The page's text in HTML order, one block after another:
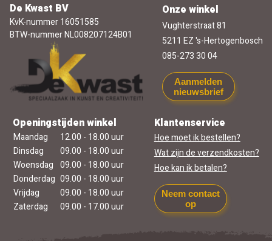
De Kwast BV
KvK-nummer 16051585
BTW-nummer NL008207124B01
Onze winkel
Vughterstraat 81
5211 EZ 's-Hertogenbosch
085-273 30 04
Aanmelden
nieuwsbrief
Openingstijden winkel
Maandag
12.00 - 18.00 uur
Dinsdag
09.00 - 18.00 uur
Woensdag 09.00 - 18.00 uur
Donderdag 09.00 - 18.00 uur
Vrijdag
09.00 - 18.00 uur
Zaterdag
09.00 - 17.00 uur
Klantenservice
Hoe moet ik bestellen?
Wat zijn de verzendkosten?
Hoe kan ik betalen?
Neem contact
op